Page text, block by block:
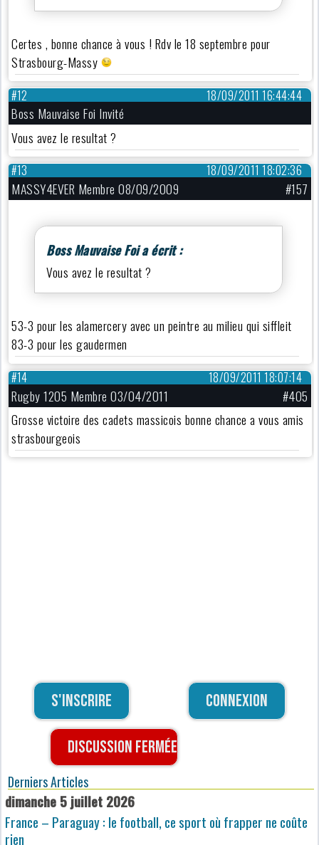
Certes , bonne chance à vous ! Rdv le 18 septembre pour
Strasbourg-Massy
18/09/2011 16:44:44
#12
Boss Mauvaise Foi Invité
Vous avez le resultat ?
18/09/2011 18:02:36
#13
MASSY4EVER Membre 08/09/2009 #157
Boss Mauvaise Foi a écrit :
Vous avez le resultat ?
53-3 pour les alamercery avec un peintre au milieu qui siffleit
83-3 pour les gaudermen
18/09/2011 18:07:14
#14
Rugby 1205 Membre 03/04/2011
#405
Grosse victoire des cadets massicois bonne chance a vous amis
strasbourgeois
S'inscrire Connexion
Discussion fermée
Derniers Articles
dimanche 5 juillet 2026
France – Paraguay : le football, ce sport où frapper ne coûte
rien